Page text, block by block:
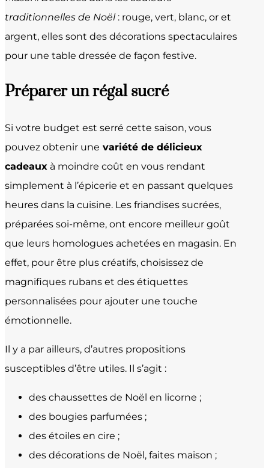
traditionnelles de Noël : rouge, vert, blanc, or et
argent, elles sont des décorations spectaculaires
pour une table dressée de façon festive.
Préparer un régal sucré
Si votre budget est serré cette saison, vous
pouvez obtenir une variété de délicieux
cadeaux à moindre coût en vous rendant
simplement à l’épicerie et en passant quelques
heures dans la cuisine. Les friandises sucrées,
préparées soi-même, ont encore meilleur goût
que leurs homologues achetées en magasin. En
effet, pour être plus créatifs, choisissez de
magnifiques rubans et des étiquettes
personnalisées pour ajouter une touche
émotionnelle.
Il y a par ailleurs, d’autres propositions
susceptibles d’être utiles. Il s’agit :
des chaussettes de Noël en licorne ;
des bougies parfumées ;
des étoiles en cire ;
des décorations de Noël, faites maison ;